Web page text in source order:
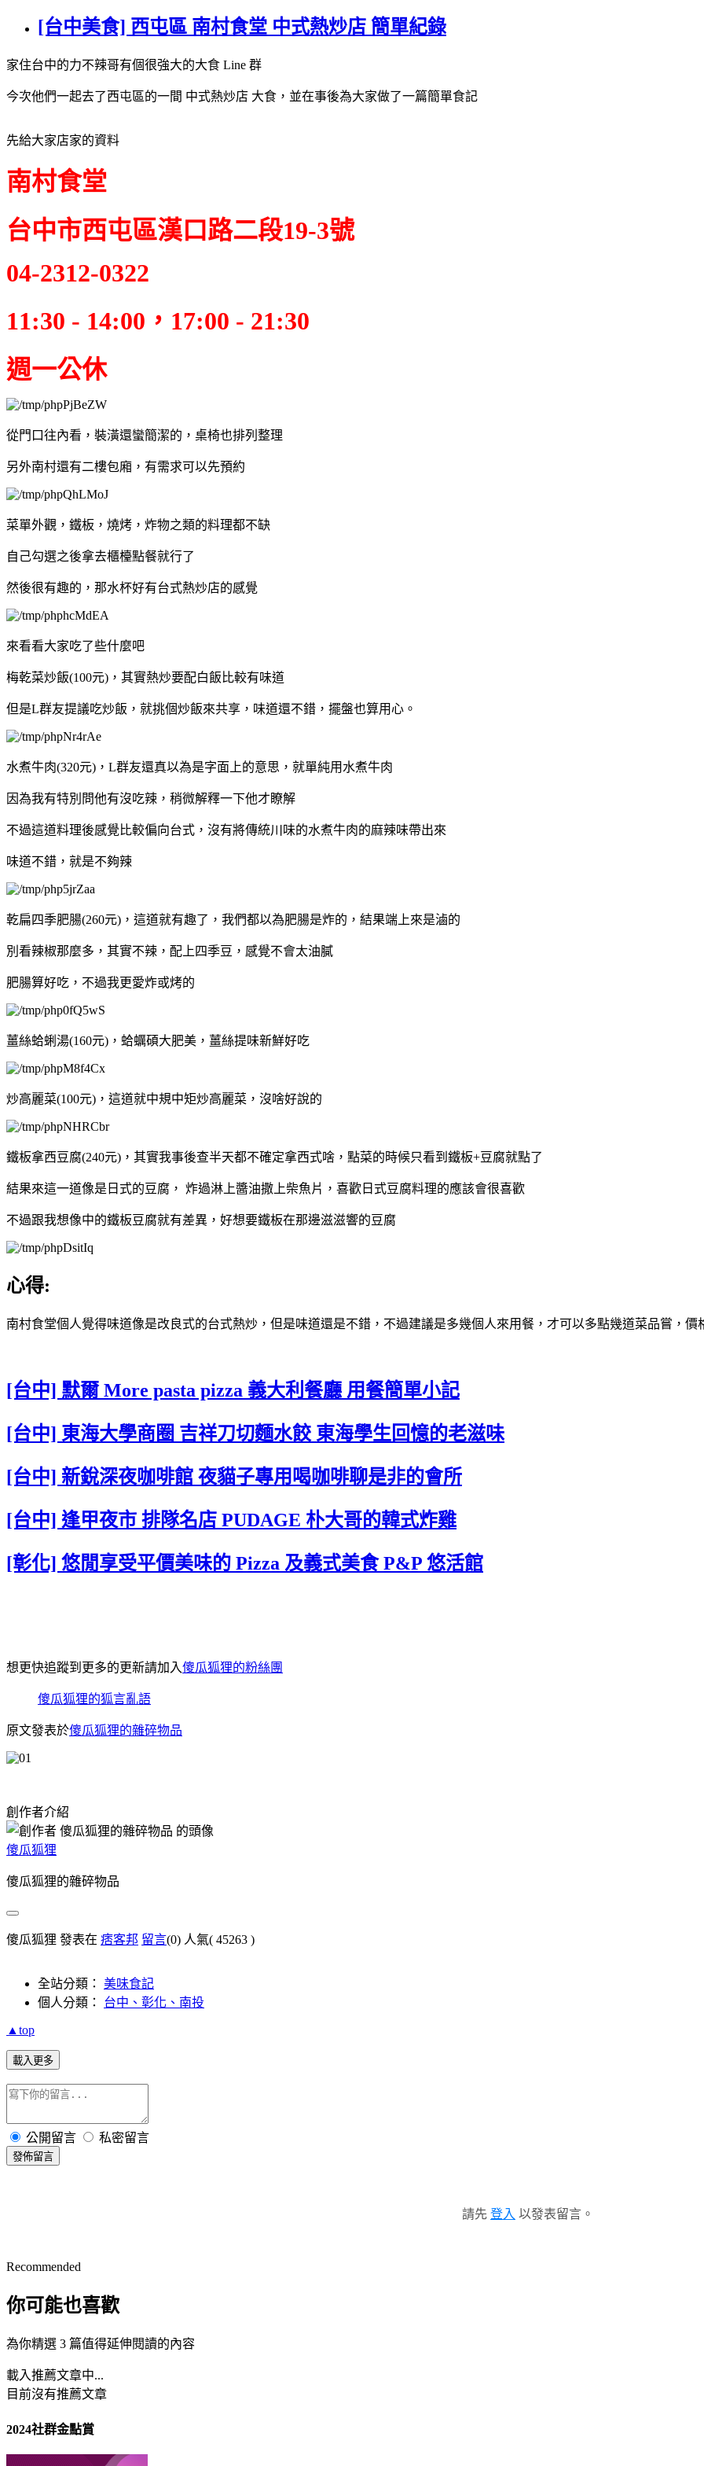
[台中美食] 西屯區 南村食堂 中式熱炒店 簡單紀錄
家住台中的力不辣哥有個很強大的大食 Line 群
今次他們一起去了西屯區的一間 中式熱炒店 大食，並在事後為大家做了一篇簡單食記
先給大家店家的資料
南村食堂
台中市西屯區漢口路二段19-3號
04-2312-0322
11:30 - 14:00，17:00 - 21:30
週一公休
從門口往內看，裝潢還蠻簡潔的，桌椅也排列整理
另外南村還有二樓包廂，有需求可以先預約
菜單外觀，鐵板，燒烤，炸物之類的料理都不缺
自己勾選之後拿去櫃檯點餐就行了
然後很有趣的，那水杯好有台式熱炒店的感覺
來看看大家吃了些什麼吧
梅乾菜炒飯(100元)，其實熱炒要配白飯比較有味道
但是L群友提議吃炒飯，就挑個炒飯來共享，味道還不錯，擺盤也算用心。
水煮牛肉(320元)，L群友還真以為是字面上的意思，就單純用水煮牛肉
因為我有特別問他有沒吃辣，稍微解釋一下他才瞭解
不過這道料理後感覺比較偏向台式，沒有將傳統川味的水煮牛肉的麻辣味帶出來
味道不錯，就是不夠辣
乾扁四季肥腸(260元)，這道就有趣了，我們都以為肥腸是炸的，結果端上來是滷的
別看辣椒那麼多，其實不辣，配上四季豆，感覺不會太油膩
肥腸算好吃，不過我更愛炸或烤的
薑絲蛤蜊湯(160元)，蛤蠣碩大肥美，薑絲提味新鮮好吃
炒高麗菜(100元)，這道就中規中矩炒高麗菜，沒啥好說的
鐵板拿西豆腐(240元)，其實我事後查半天都不確定拿西式啥，點菜的時候只看到鐵板+豆腐就點了
結果來這一道像是日式的豆腐， 炸過淋上醬油撒上柴魚片，喜歡日式豆腐料理的應該會很喜歡
不過跟我想像中的鐵板豆腐就有差異，好想要鐵板在那邊滋滋響的豆腐
心得:
南村食堂個人覺得味道像是改良式的台式熱炒，但是味道還是不錯，不過建議是多幾個人來用餐，才可以多點幾道菜品嘗，價
[台中] 默爾 More pasta pizza 義大利餐廳 用餐簡單小記
[台中] 東海大學商圈 吉祥刀切麵水餃 東海學生回憶的老滋味
[台中] 新銳深夜咖啡館 夜貓子專用喝咖啡聊是非的會所
[台中] 逢甲夜市 排隊名店 PUDAGE 朴大哥的韓式炸雞
[彰化] 悠閒享受平價美味的 Pizza 及義式美食 P&P 悠活館
想更快追蹤到更多的更新請加入傻瓜狐狸的粉絲團
傻瓜狐狸的狐言亂語
原文發表於傻瓜狐狸的雜碎物品
創作者介紹
傻瓜狐狸
傻瓜狐狸的雜碎物品
傻瓜狐狸 發表在 痞客邦 留言(0) 人氣( 45263 )
全站分類： 美味食記
個人分類： 台中、彰化、南投
▲top
載入更多
公開留言 私密留言
發佈留言
請先 登入 以發表留言。
Recommended
你可能也喜歡
為你精選 3 篇值得延伸閱讀的內容
載入推薦文章中...
目前沒有推薦文章
2024社群金點賞